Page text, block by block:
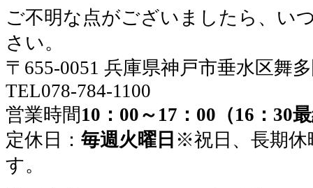
ご不明な点がございましたら、い
さい。
〒655-0051 兵庫県神戸市垂水区舞
TEL078-784-1100
営業時間 10：00～17：00（16：30
定休日： 毎週火曜日 ※祝日、長期休
す。